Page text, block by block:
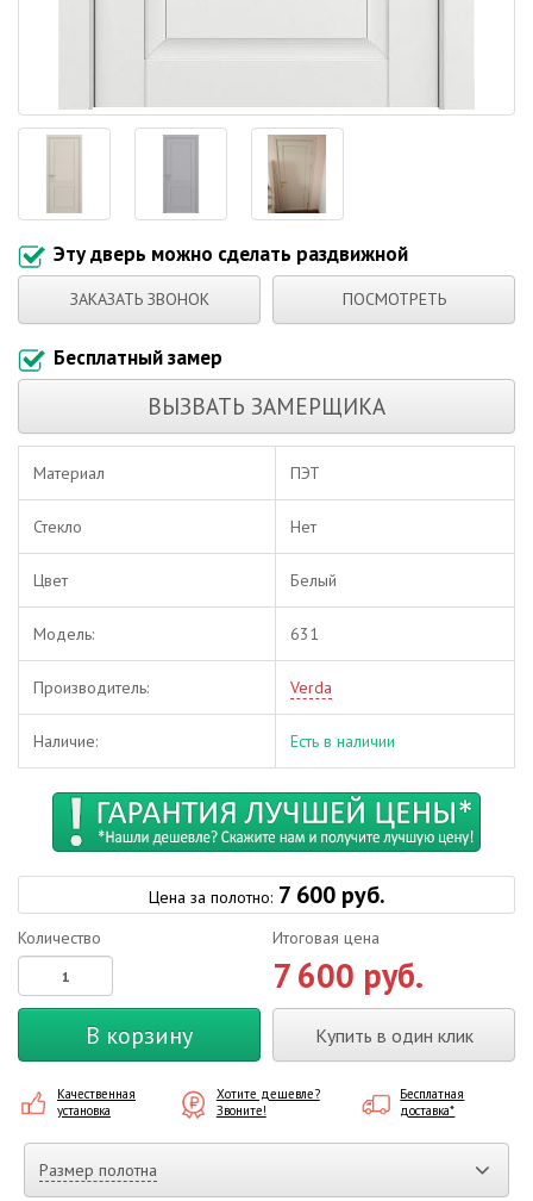
Эту дверь можно сделать раздвижной
ЗАКАЗАТЬ ЗВОНОК ПОСМОТРЕТЬ
Бесплатный замер
ВЫЗВАТЬ ЗАМЕРЩИКА
Материал ПЭТ
Стекло Нет
Цвет Белый
Модель: 631
Производитель: Verda
Наличие: Есть в наличии
Цена за полотно:7 600 руб.
Количество Итоговая цена
7 600 руб.
В корзину Купить в один клик
Качественная
установка
Хотите дешевле?
Звоните!
Бесплатная
доставка*
Размер полотна